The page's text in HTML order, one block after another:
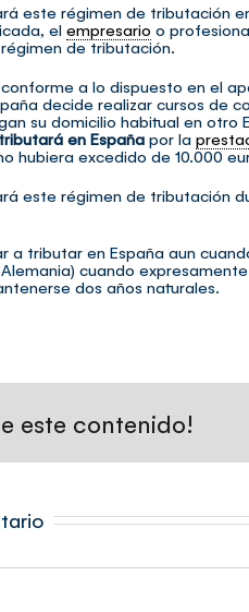
este régimen de tributación
el empresario o
de tributación.
a lo dispuesto en el
decide realizar cursos de
su domicilio habitual en otro
tributará en España por la
hubiera excedido de 10.000
este régimen de tributación
a tributar en España aun
cuando
dos años naturales.
este contenido!